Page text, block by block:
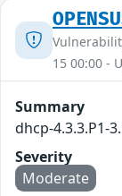
15 00:00 -
Summary
dhcp-4.3.3.P1-
Severity
Moderate